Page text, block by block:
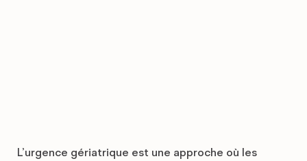
L’urgence gériatrique est une approche où les